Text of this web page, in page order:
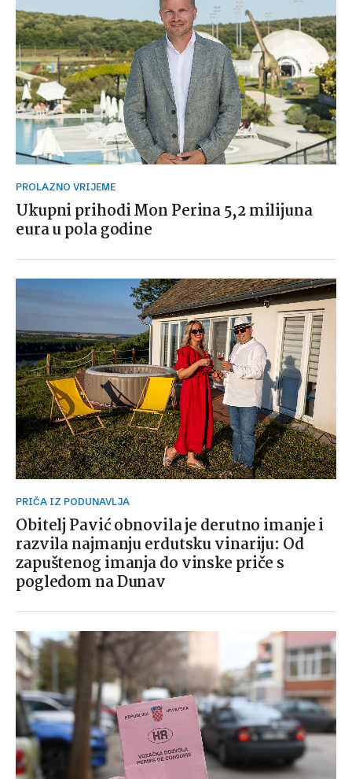
PROLAZNO VRIJEME
Ukupni prihodi Mon Perina 5,2 milijuna
eura u pola godine
PRIČA IZ PODUNAVLJA
Obitelj Pavić obnovila je derutno imanje i
razvila najmanju erdutsku vinariju: Od
zapuštenog imanja do vinske priče s
pogledom na Dunav